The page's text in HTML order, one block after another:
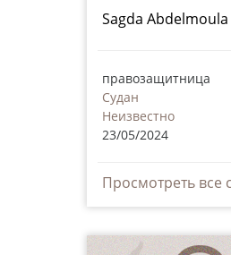
Sagda Abdelmoula
правозащитница
Судан
Неизвестно
23/05/2024